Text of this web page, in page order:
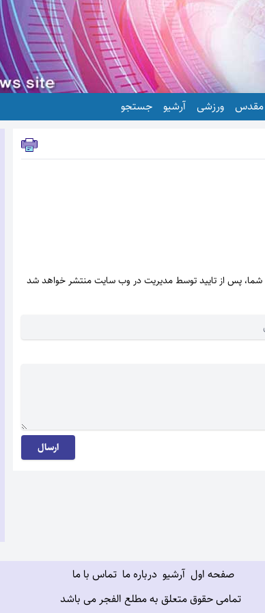
مقدس ورزشی آرشیو جستجو
شما، پس از تایید توسط مدیریت در وب سایت منتشر خواهد شد
ارسال
صفحه اول آرشیو درباره ما تماس با ما
تمامی حقوق متعلق به مطلع الفجر می باشد